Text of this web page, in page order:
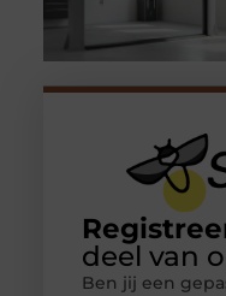
deel van
Ben jij een